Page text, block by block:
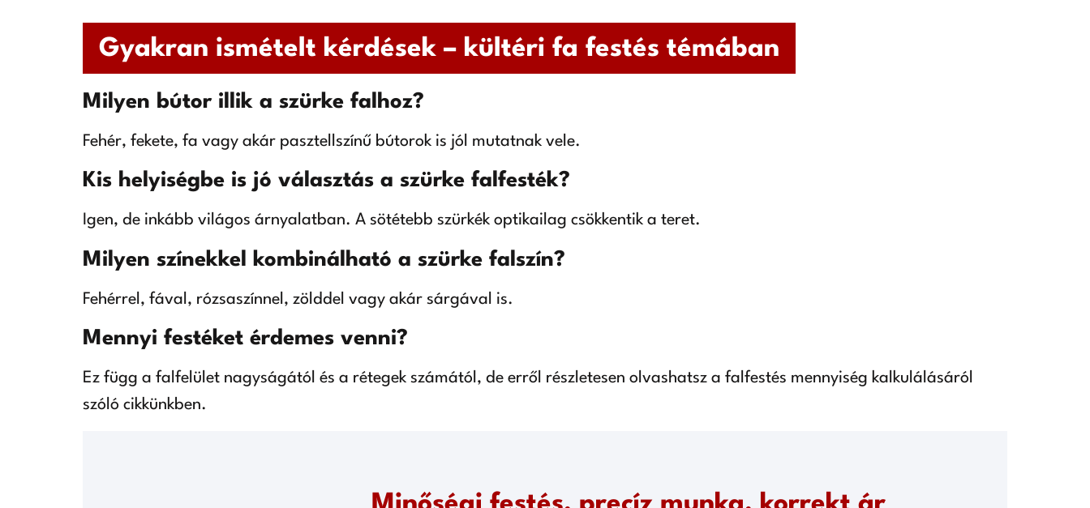
Gyakran ismételt kérdések – kültéri fa festés témában
Milyen bútor illik a szürke falhoz?
Fehér, fekete, fa vagy akár pasztellszínű bútorok is jól mutatnak vele.
Kis helyiségbe is jó választás a szürke falfesték?
Igen, de inkább világos árnyalatban. A sötétebb szürkék optikailag csökkentik a teret.
Milyen színekkel kombinálható a szürke falszín?
Fehérrel, fával, rózsaszínnel, zölddel vagy akár sárgával is.
Mennyi festéket érdemes venni?
Ez függ a falfelület nagyságától és a rétegek számától, de erről részletesen olvashatsz a falfestés mennyiség kalkulálásáról
szóló cikkünkben.